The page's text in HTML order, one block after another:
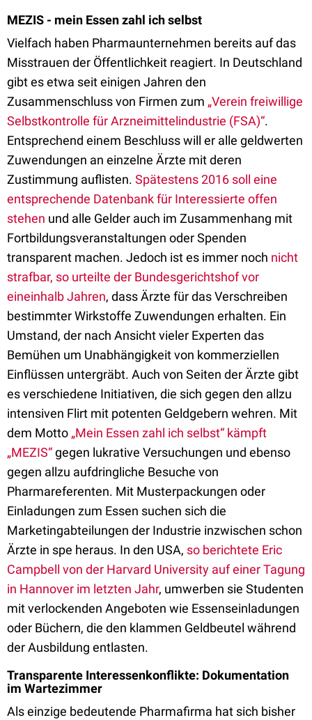
MEZIS - mein Essen zahl ich selbst
Vielfach haben Pharmaunternehmen bereits auf das
Misstrauen der Öffentlichkeit reagiert. In Deutschland
gibt es etwa seit einigen Jahren den
Zusammenschluss von Firmen zum „Verein freiwillige
Selbstkontrolle für Arzneimittelindustrie (FSA)“.
Entsprechend einem Beschluss will er alle geldwerten
Zuwendungen an einzelne Ärzte mit deren
Zustimmung auflisten. Spätestens 2016 soll eine
entsprechende Datenbank für Interessierte offen
stehen und alle Gelder auch im Zusammenhang mit
Fortbildungsveranstaltungen oder Spenden
transparent machen. Jedoch ist es immer noch nicht
strafbar, so urteilte der Bundesgerichtshof vor
eineinhalb Jahren, dass Ärzte für das Verschreiben
bestimmter Wirkstoffe Zuwendungen erhalten. Ein
Umstand, der nach Ansicht vieler Experten das
Bemühen um Unabhängigkeit von kommerziellen
Einflüssen untergräbt. Auch von Seiten der Ärzte gibt
es verschiedene Initiativen, die sich gegen den allzu
intensiven Flirt mit potenten Geldgebern wehren. Mit
dem Motto „Mein Essen zahl ich selbst“ kämpft
„MEZIS“gegen lukrative Versuchungen und ebenso
gegen allzu aufdringliche Besuche von
Pharmareferenten. Mit Musterpackungen oder
Einladungen zum Essen suchen sich die
Marketingabteilungen der Industrie inzwischen schon
Ärzte in spe heraus. In den USA, so berichtete Eric
Campbell von der Harvard University auf einer Tagung
in Hannover im letzten Jahr, umwerben sie Studenten
mit verlockenden Angeboten wie Essenseinladungen
oder Büchern, die den klammen Geldbeutel während
der Ausbildung entlasten.
Transparente Interessenkonflikte: Dokumentation
im Wartezimmer
Als einzige bedeutende Pharmafirma hat sich bisher